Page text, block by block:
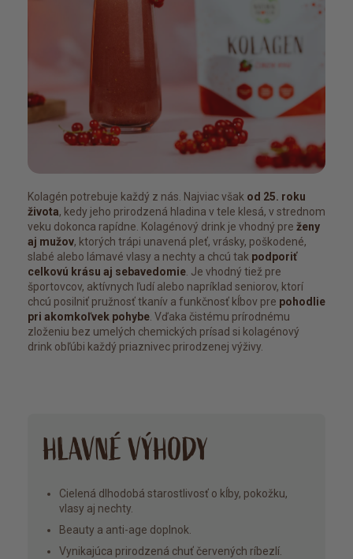
Kolagén potrebuje každý z nás. Najviac však od 25. roku
života, kedy jeho prirodzená hladina v tele klesá, v strednom
veku dokonca rapídne. Kolagénový drink je vhodný pre ženy
aj mužov, ktorých trápi unavená pleť, vrásky, poškodené,
slabé alebo lámavé vlasy a nechty a chcú tak podporiť
celkovú krásu aj sebavedomie. Je vhodný tiež pre
športovcov, aktívnych ľudí alebo napríklad seniorov, ktorí
chcú posilniť pružnosť tkanív a funkčnosť kĺbov pre pohodlie
pri akomkoľvek pohybe. Vďaka čistému prírodnému
zloženiu bez umelých chemických prísad si kolagénový
drink obľúbi každý priaznivec prirodzenej výživy.
HLAVNÉ VÝHODY
Cielená dlhodobá starostlivosť o kĺby, pokožku,
vlasy aj nechty.
Beauty a anti-age doplnok.
Vynikajúca prirodzená chuť červených ríbezlí.